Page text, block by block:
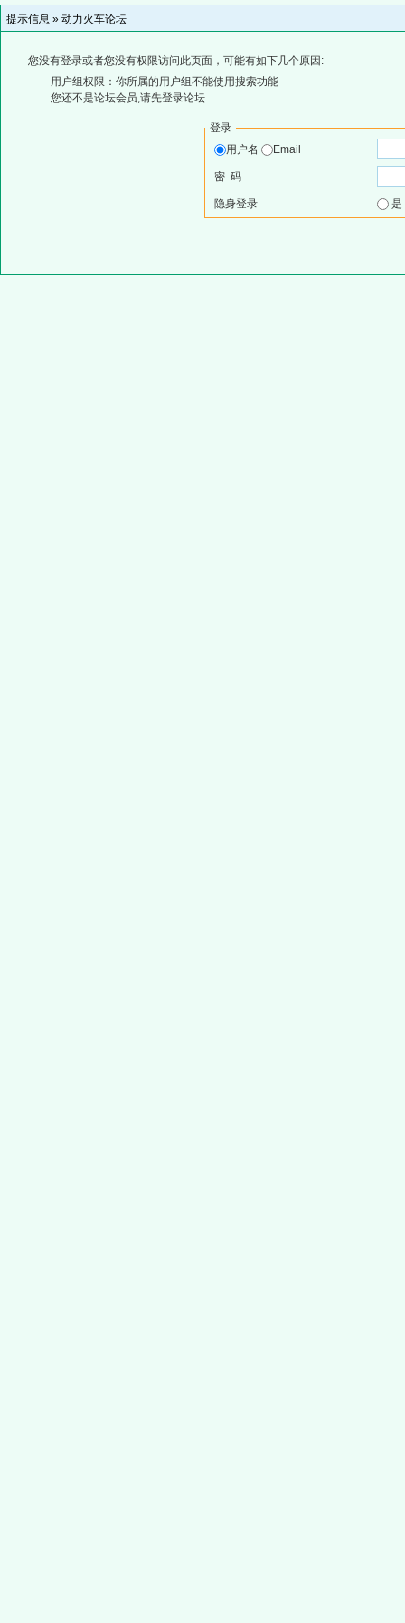
提示信息 » 动力火车论坛
您没有登录或者您没有权限访问此页面，可能有如下几个原因:
用户组权限：你所属的用户组不能使用搜索功能
您还不是论坛会员,请先登录论坛
登录
用户名
Email
密 码
隐身登录